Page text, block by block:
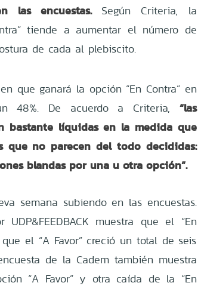
las encuestas. Según Criteria, la
tiende a aumentar el número de
de cada al plebiscito.
que ganará la opción “En Contra” en
48%. De acuerdo a Criteria, “las
bastante líquidas en la medida que
que no parecen del todo decididas:
blandas por una u otra opción”.
semana subiendo en las encuestas.
muestra que el “En
el “A Favor” creció un total de seis
de la Cadem también muestra
“A Favor” y otra caída de la “En